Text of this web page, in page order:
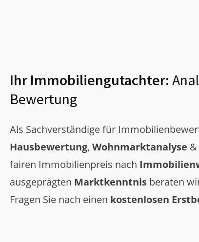
Ihr Immobiliengutachter:
Bewertung
Als Sachverständige für
Hausbewertung, Wohnmarktanalyse &
fairen Immobilienpreis nach
ausgeprägten Marktkenntnis beraten
Fragen Sie nach einen kostenlosen